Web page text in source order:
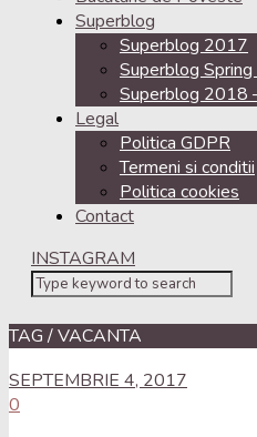
Superblog
Superblog 2017
Superblog
Superblog 2018
Legal
Politica GDPR
Termeni si conditii
Politica cookies
Contact
INSTAGRAM
TAG / VACANTA
SEPTEMBRIE 4, 2017
0